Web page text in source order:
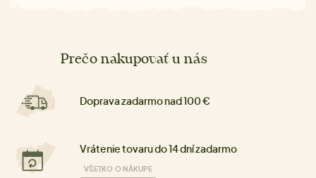
Prečo nakupovať u nás
Doprava zadarmo nad 100 €
Vrátenie tovaru do 14 dní zadarmo
VŠETKO O NÁKUPE